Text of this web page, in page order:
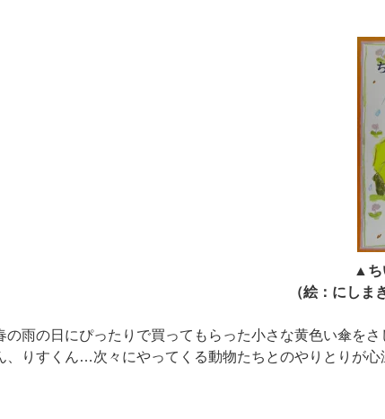
▲ち
（絵：にし
の雨の日にぴったりで買ってもらった小さな黄色い傘を
、りすくん…次々にやってくる動物たちとのやりとりが